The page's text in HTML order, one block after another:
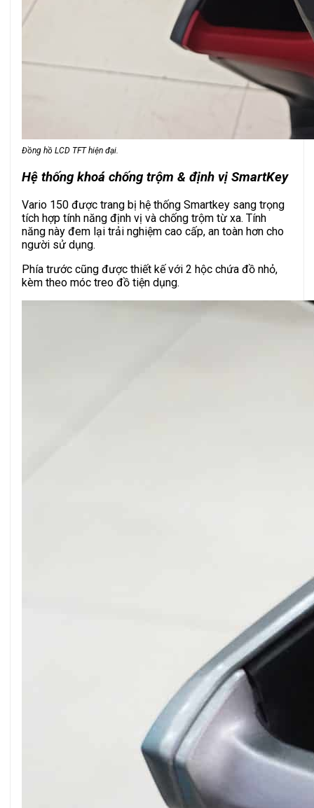
Đồng hồ LCD TFT hiện đại.
Hệ thống khoá chống trộm & định vị SmartKey
Vario 150 được trang bị hệ thống Smartkey sang trọng
tích hợp tính năng định vị và chống trộm từ xa. Tính
năng này đem lại trải nghiệm cao cấp, an toàn hơn cho
người sử dụng.
Phía trước cũng được thiết kế với 2 hộc chứa đồ nhỏ,
kèm theo móc treo đồ tiện dụng.